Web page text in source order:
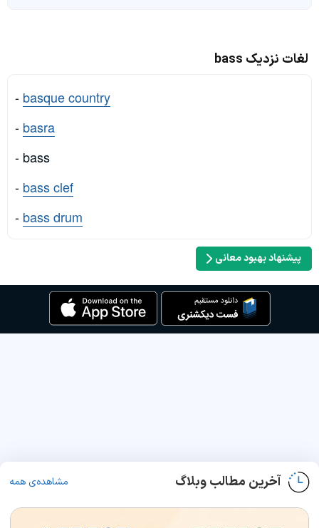
لغات نزدیک bass
- basque country
- basra
- bass
- bass clef
- bass drum
پیشنهاد بهبود معانی
آخرین مطالب وبلاگ مشاهده‌ی همه